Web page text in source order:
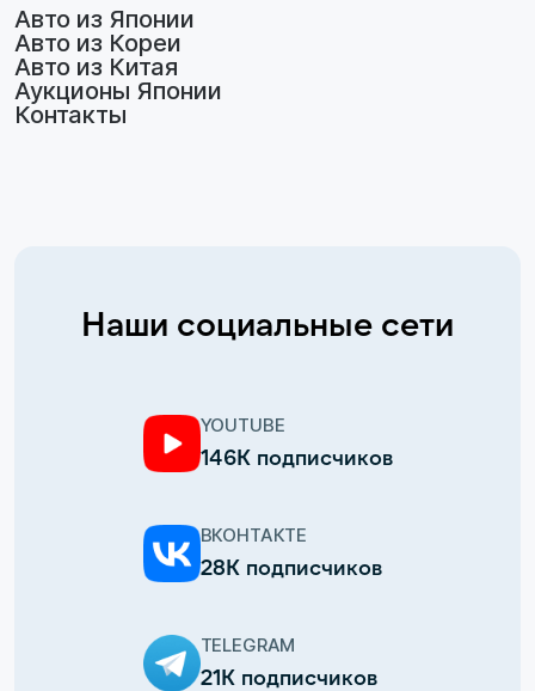
Авто из Японии
Авто из Кореи
Авто из Китая
Аукционы Японии
Контакты
Наши социальные сети
YOUTUBE
146К подписчиков
ВКОНТАКТЕ
28К подписчиков
TELEGRAM
21К подписчиков